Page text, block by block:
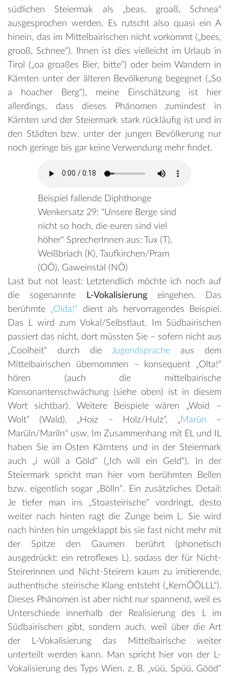
südlichen Steiermak als „beas, groaß, Schnea“
ausgesprochen werden. Es rutscht also quasi ein A
hinein, das im Mittelbairischen nicht vorkommt („bees,
grooß, Schnee“). Ihnen ist dies vielleicht im Urlaub in
Tirol („oa groaßes Bier, bitte“) oder beim Wandern in
Kärnten unter der älteren Bevölkerung begegnet („So
a hoacher Berg“), meine Einschätzung ist hier
allerdings, dass dieses Phänomen zumindest in
Kärnten und der Steiermark stark rückläufig ist und in
den Städten bzw. unter der jungen Bevölkerung nur
noch geringe bis gar keine Verwendung mehr findet.
Beispiel fallende Diphthonge
Wenkersatz 29: "Unsere Berge sind
nicht so hoch, die euren sind viel
höher" SprecherInnen aus: Tux (T),
Weißbriach (K), Taufkirchen/Pram
(OÖ), Gaweinstal (NÖ)
Last but not least: Letztendlich möchte ich noch auf
die sogenannte
L-Vokalisierungeingehen. Das
berühmte „Oida!“ dient als hervorragendes Beispiel.
Das L wird zum Vokal/Selbstlaut. Im Südbairischen
passiert das nicht, dort müssten Sie – sofern nicht aus
„Coolheit“ durch die
Jugendsprache aus dem
Mittelbairischen übernommen – konsequent „Olta!“
hören (auch die mittelbairische
Konsonantenschwächung (siehe oben) ist in diesem
Wort sichtbar). Weitere Beispiele wären „Woid –
Wolt“ (Wald), „Hoiz – Holz/Hulz“, „Marün –
Marüln/Mariln“ usw. Im Zusammenhang mit EL und IL
haben Sie im Osten Kärntens und in der Steiermark
auch „i wüll a Göld“ („Ich will ein Geld“). In der
Steiermark spricht man hier vom berühmten Bellen
bzw. eigentlich sogar „Bölln“. Ein zusätzliches Detail:
Je tiefer man ins „Stoasteirische“ vordringt, desto
weiter nach hinten ragt die Zunge beim L. Sie wird
nach hinten hin umgeklappt bis sie fast nicht mehr mit
der Spitze den Gaumen berührt (phonetisch
ausgedrückt: ein retroflexes L), sodass der für Nicht-
Steirerinnen und Nicht-Steirern kaum zu imitierende,
authentische steirische Klang entsteht („KernÖÖLLL“).
Dieses Phänomen ist aber nicht nur spannend, weil es
Unterschiede innerhalb der Realisierung des L im
Südbairischen gibt, sondern auch, weil über die Art
der L-Vokalisierung das Mittelbairische weiter
unterteilt werden kann. Man spricht hier von der L-
Vokalisierung des Typs Wien, z. B. „vüü, Spüü, Gööd“